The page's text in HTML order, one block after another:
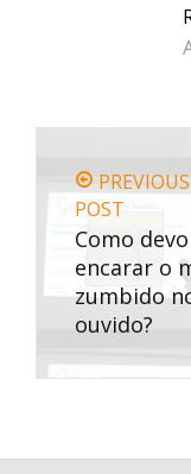
PREVIOUS
POST
Como devo
encarar o
zumbido
ouvido?